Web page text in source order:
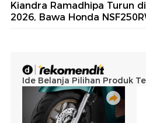
Kiandra Ramadhipa Turun
2026, Bawa Honda